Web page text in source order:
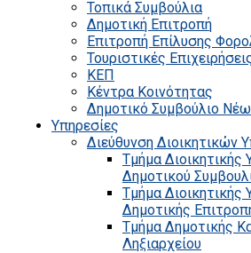
Τοπικά Συμβούλια
Δημοτική Επιτροπή
Επιτροπή Επίλυσης
Τουριστικές
ΚΕΠ
Κέντρα Κοινότητας
Δημοτικό Συμβούλιο
Υπηρεσίες
Διεύθυνση Διοικητικών
Τμήμα Διοικητικής
Δημοτικού
Τμήμα Διοικητικής
Δημοτικής
Τμήμα Δημοτικής
Ληξιαρχείου